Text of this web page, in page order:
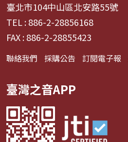
臺北市104中山區北安路55號
TEL : 886-2-28856168
FAX : 886-2-28855423
聯絡我們 採購公告 訂閱電子報
臺灣之音APP